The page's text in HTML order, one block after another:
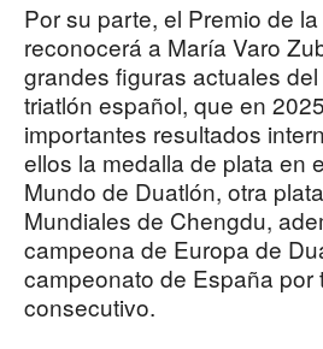
Por su parte, el Premio de
reconocerá a María Varo
grandes figuras actuales
triatlón español, que en
importantes resultados
ellos la medalla de plata en
Mundo de Duatlón, otra
Mundiales de Chengdu,
campeona de Europa de
campeonato de España por
consecutivo.